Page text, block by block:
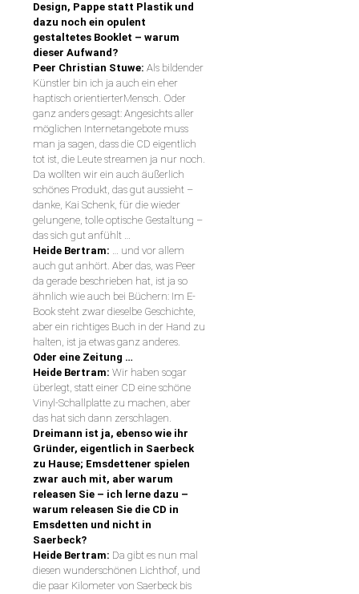
Design, Pappe statt Plastik und
dazu noch ein opulent
gestaltetes Booklet – warum
dieser Aufwand?
Peer Christian Stuwe: Als bildender
Künstler bin ich ja auch ein eher
haptisch orientierterMensch. Oder
ganz anders gesagt: Angesichts aller
möglichen Internetangebote muss
man ja sagen, dass die CD eigentlich
tot ist, die Leute streamen ja nur noch.
Da wollten wir ein auch äußerlich
schönes Produkt, das gut aussieht –
danke, Kai Schenk, für die wieder
gelungene, tolle optische Gestaltung –
das sich gut anfühlt …
Heide Bertram: … und vor allem
auch gut anhört. Aber das, was Peer
da gerade beschrieben hat, ist ja so
ähnlich wie auch bei Büchern: Im E-
Book steht zwar dieselbe Geschichte,
aber ein richtiges Buch in der Hand zu
halten, ist ja etwas ganz anderes.
Oder eine Zeitung …
Heide Bertram: Wir haben sogar
überlegt, statt einer CD eine schöne
Vinyl-Schallplatte zu machen, aber
das hat sich dann zerschlagen.
Dreimann ist ja, ebenso wie ihr
Gründer, eigentlich in Saerbeck
zu Hause; Emsdettener spielen
zwar auch mit, aber warum
releasen Sie – ich lerne dazu –
warum releasen Sie die CD in
Emsdetten und nicht in
Saerbeck?
Heide Bertram: Da gibt es nun mal
diesen wunderschönen Lichthof, und
die paar Kilometer von Saerbeck bis